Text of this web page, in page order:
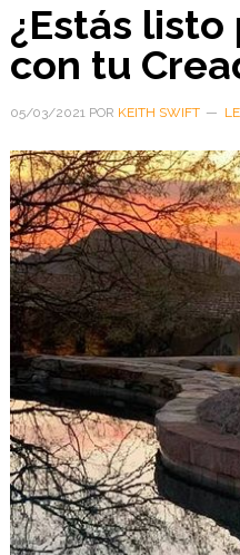
¿Estás
con tu
05/03/2021 POR KEITH SWIFT